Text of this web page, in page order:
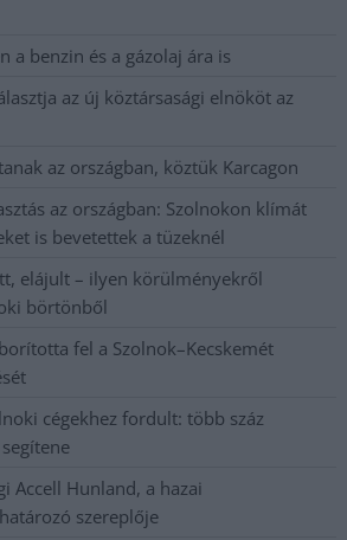
a benzin és a gázolaj ára is
az új köztársasági elnököt az
az országban, köztük Karcagon
az országban: Szolnokon klímát
is bevetettek a tüzeknél
elájult – ilyen körülményekről
börtönből
fel a Szolnok–Kecskemét
cégekhez fordult: több száz
Accell Hunland, a hazai
szereplője